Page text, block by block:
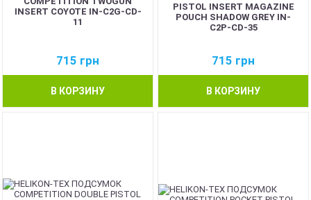
INSERT COYOTE IN-C2G-CD-
11
715 грн
В КОРЗИНУ
PISTOL INSERT MAGAZINE
POUCH SHADOW GREY IN-
C2P-CD-35
715 грн
В КОРЗИНУ